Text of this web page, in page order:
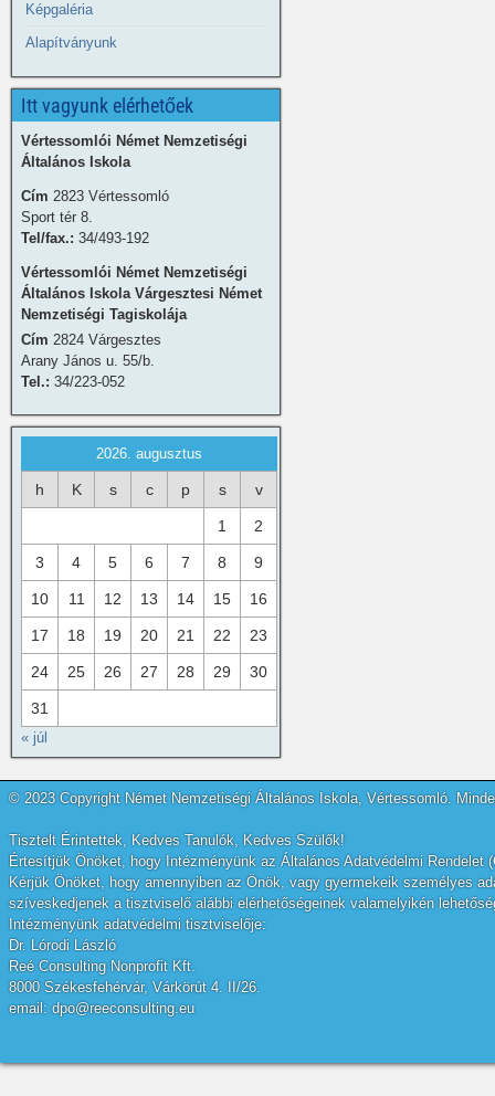
Képgaléria
Alapítványunk
Itt vagyunk elérhetőek
Vértessomlói Német Nemzetiségi
Általános Iskola
Cím 2823 Vértessomló
Sport tér 8.
Tel/fax.: 34/493-192
Vértessomlói Német Nemzetiségi
Általános Iskola Várgesztesi Német
Nemzetiségi Tagiskolája
Cím 2824 Várgesztes
Arany János u. 55/b.
Tel.: 34/223-052
2026. augusztus
h K s c p s v
1 2
3 4 5 6 7 8 9
10 11 12 13 14 15 16
17 18 19 20 21 22 23
24 25 26 27 28 29 30
31
« júl
© 2023 Copyright Német Nemzetiségi Általános Iskola, Vértessomló.
Tisztelt Érintettek, Kedves Tanulók, Kedves Szülők!
Értesítjük Önöket, hogy Intézményünk az Általános Adatvédelmi
Kérjük Önöket, hogy amennyiben az Önök, vagy gyermekeik személyes
szíveskedjenek a tisztviselő alábbi elérhetőségeinek valamelyikén
Intézményünk adatvédelmi tisztviselője:
Dr. Lórodi László
Reé Consulting Nonprofit Kft.
8000 Székesfehérvár, Várkörút 4. II/26.
email: dpo@reeconsulting.eu